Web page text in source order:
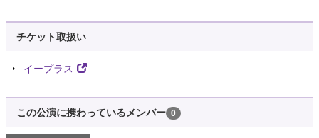
チケット取扱い
イープラス
この公演に携わっているメンバー 0